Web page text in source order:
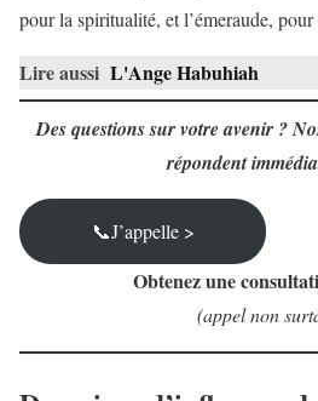
pour la spiritualité, et l’émeraude,
Lire aussi L'Ange Habuhiah
Des questions sur votre avenir ?
répondent
📞J’appelle >
Obtenez une
(appel non